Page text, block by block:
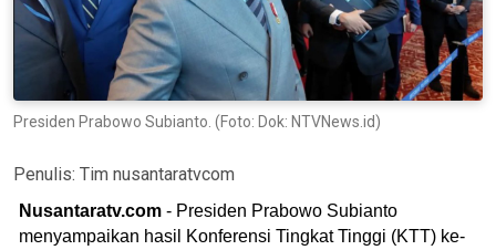
Presiden Prabowo Subianto. (Foto: Dok: NTVNews.id)
Penulis: Tim nusantaratvcom
Nusantaratv.com - Presiden Prabowo Subianto
menyampaikan hasil Konferensi Tingkat Tinggi (KTT) ke-